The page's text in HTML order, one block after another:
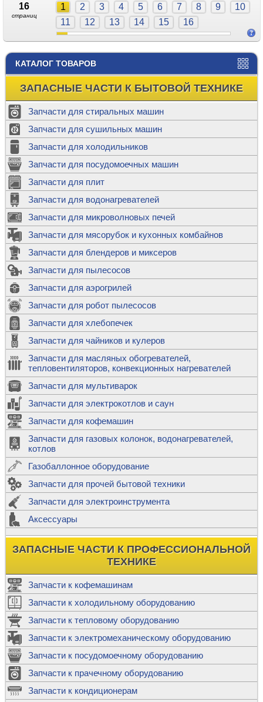
КАТАЛОГ ТОВАРОВ
ЗАПАСНЫЕ ЧАСТИ К БЫТОВОЙ ТЕХНИКЕ
Запчасти для стиральных машин
Запчасти для сушильных машин
Запчасти для холодильников
Запчасти для посудомоечных машин
Запчасти для плит
Запчасти для водонагревателей
Запчасти для микроволновых печей
Запчасти для мясорубок и кухонных комбайнов
Запчасти для блендеров и миксеров
Запчасти для пылесосов
Запчасти для аэрогрилей
Запчасти для робот пылесосов
Запчасти для хлебопечек
Запчасти для чайников и кулеров
Запчасти для масляных обогревателей,
тепловентиляторов, конвекционных нагревателей
Запчасти для мультиварок
Запчасти для электрокотлов и саун
Запчасти для кофемашин
Запчасти для газовых колонок, водонагревателей,
котлов
Газобаллонное оборудование
Запчасти для прочей бытовой техники
Запчасти для электроинструмента
Аксессуары
ЗАПАСНЫЕ ЧАСТИ К ПРОФЕССИОНАЛЬНОЙ
ТЕХНИКЕ
Запчасти к кофемашинам
Запчасти к холодильному оборудованию
Запчасти к тепловому оборудованию
Запчасти к электромеханическому оборудованию
Запчасти к посудомоечному оборудованию
Запчасти к прачечному оборудованию
Запчасти к кондиционерам
16
страниц
1 2 3 4 5 6 7 8 9
10
11
12 13 14 15 16